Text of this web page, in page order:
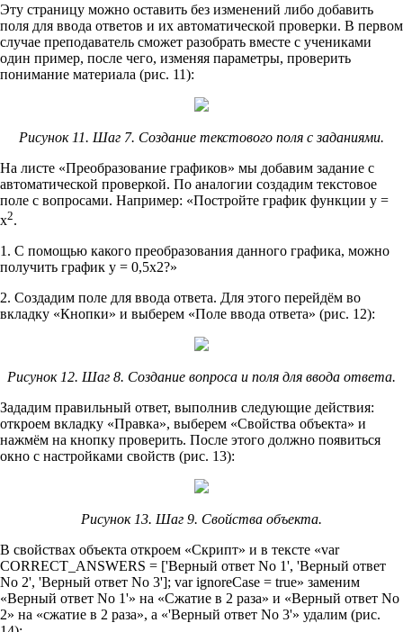
Эту страницу можно оставить без изменений либо добавить
поля для ввода ответов и их автоматической проверки. В первом
случае преподаватель сможет разобрать вместе с учениками
один пример, после чего, изменяя параметры, проверить
понимание материала (рис. 11):
Рисунок 11. Шаг 7. Создание текстового поля с заданиями.
На листе «Преобразование графиков» мы добавим задание с
автоматической проверкой. По аналогии создадим текстовое
поле с вопросами. Например: «Постройте график функции y =
x2.
1. С помощью какого преобразования данного графика, можно
получить график y = 0,5x2?»
2. Создадим поле для ввода ответа. Для этого перейдём во
вкладку «Кнопки» и выберем «Поле ввода ответа» (рис. 12):
Рисунок 12. Шаг 8. Создание вопроса и поля для ввода ответа.
Зададим правильный ответ, выполнив следующие действия:
откроем вкладку «Правка», выберем «Свойства объекта» и
нажмём на кнопку проверить. После этого должно появиться
окно с настройками свойств (рис. 13):
Рисунок 13. Шаг 9. Свойства объекта.
В свойствах объекта откроем «Скрипт» и в тексте «var
CORRECT_ANSWERS = ['Верный ответ No 1', 'Верный ответ
No 2', 'Верный ответ No 3']; var ignoreCase = true» заменим
«Верный ответ No 1'» на «Сжатие в 2 раза» и «Верный ответ No
2» на «сжатие в 2 раза», а «'Верный ответ No 3'» удалим (рис.